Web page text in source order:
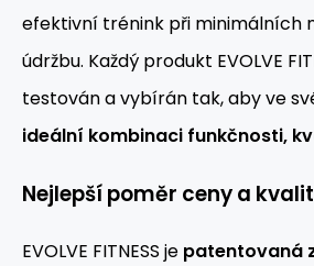
efektivní trénink při minimálních
údržbu. Každý produkt EVOLVE
testován a vybírán tak, aby ve
ideální kombinaci funkčnosti,
Nejlepší poměr ceny a
EVOLVE FITNESS je patentovaná